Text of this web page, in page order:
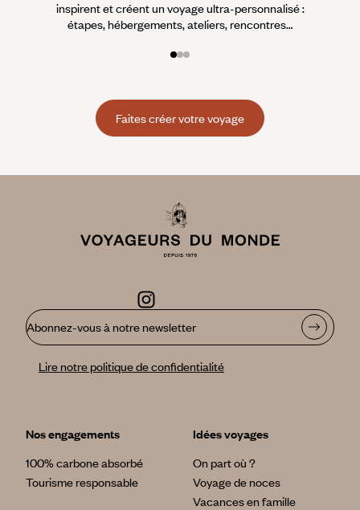
inspirent et créent un voyage ultra-personnalisé :
étapes, hébergements, ateliers, rencontres…
Faites créer votre voyage
Abonnez-vous à notre newsletter
Lire notre politique de confidentialité
Nos engagements
100% carbone absorbé
Tourisme responsable
Idées voyages
On part où ?
Voyage de noces
Vacances en famille